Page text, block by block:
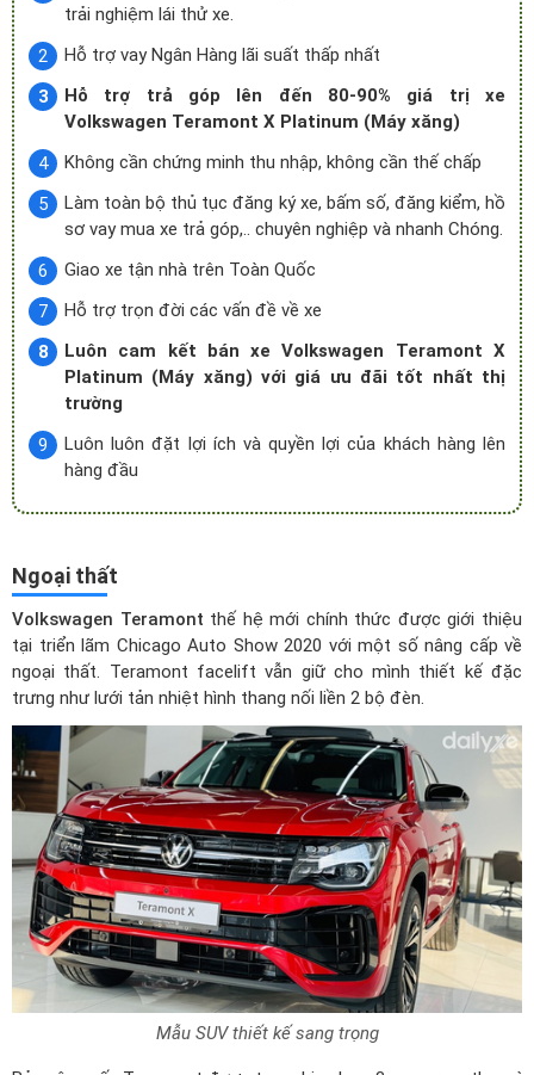
trải nghiệm lái thử xe.
Hỗ trợ vay Ngân Hàng lãi suất thấp nhất
Hỗ trợ trả góp lên đến 80-90% giá trị xe
Volkswagen Teramont X Platinum (Máy xăng)
Không cần chứng minh thu nhập, không cần thế chấp
Làm toàn bộ thủ tục đăng ký xe, bấm số, đăng kiểm, hồ
sơ vay mua xe trả góp,.. chuyên nghiệp và nhanh Chóng.
Giao xe tận nhà trên Toàn Quốc
Hỗ trợ trọn đời các vấn đề về xe
Luôn cam kết bán xe Volkswagen Teramont X
Platinum (Máy xăng) với giá ưu đãi tốt nhất thị
trường
Luôn luôn đặt lợi ích và quyền lợi của khách hàng lên
hàng đầu
Ngoại thất
Volkswagen Teramont thế hệ mới chính thức được giới thiệu
tại triển lãm Chicago Auto Show 2020 với một số nâng cấp về
ngoại thất. Teramont facelift vẫn giữ cho mình thiết kế đặc
trưng như lưới tản nhiệt hình thang nối liền 2 bộ đèn.
Mẫu SUV thiết kế sang trọng